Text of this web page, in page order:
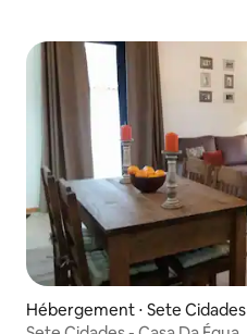
Hébergement ⋅ Sete Cidades